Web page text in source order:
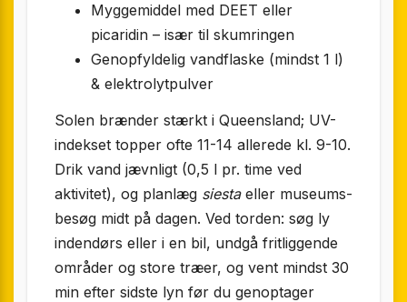
Myggemiddel med DEET eller
picaridin – især til skumringen
Genopfyldelig vandflaske (mindst 1 l)
& elektrolyt­­pulver
Solen brænder stærkt i Queensland; UV-
indekset topper ofte 11-14 allerede kl. 9-10.
Drik vand jævnligt (0,5 l pr. time ved
aktivitet), og planlæg siestaeller museums­
besøg midt på dagen. Ved torden: søg ly
indendørs eller i en bil, undgå fritliggende
områder og store træer, og vent mindst 30
min efter sidste lyn før du genoptager